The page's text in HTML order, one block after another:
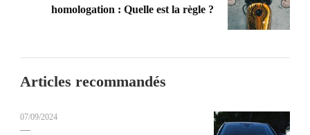
homologation : Quelle est la règle ?
Articles recommandés
07/09/2024